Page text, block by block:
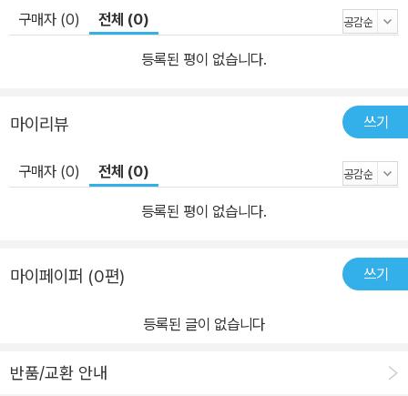
구매자 (0) 전체 (0)
등록된 평이 없습니다.
마이리뷰 쓰기
구매자 (0) 전체 (0)
등록된 평이 없습니다.
마이페이퍼 (0편) 쓰기
등록된 글이 없습니다
반품/교환 안내